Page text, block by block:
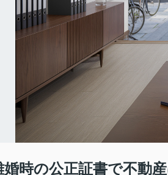
婚時の公正証書で不動